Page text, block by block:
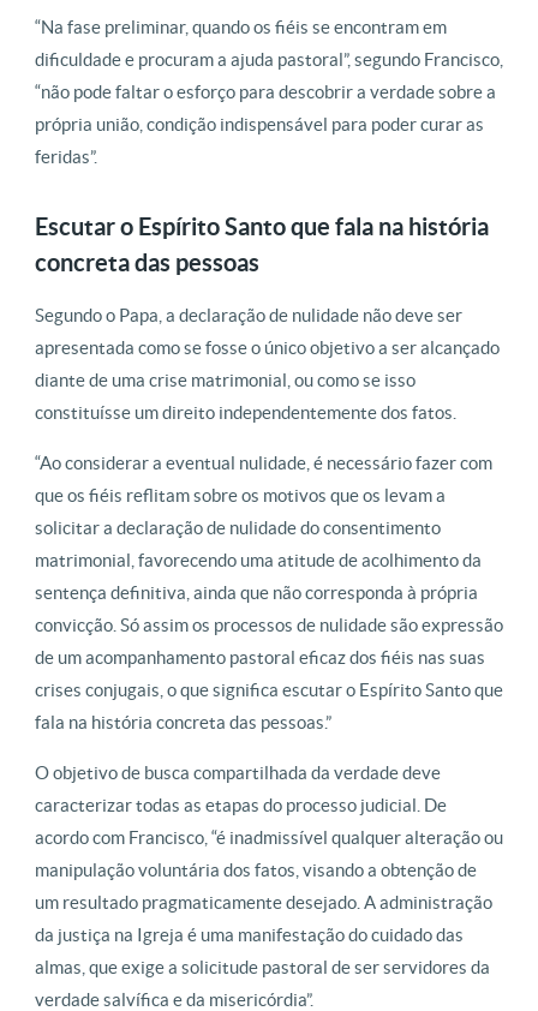
“Na fase preliminar, quando os fiéis se encontram em
dificuldade e procuram a ajuda pastoral”, segundo Francisco,
“não pode faltar o esforço para descobrir a verdade sobre a
própria união, condição indispensável para poder curar as
feridas”.
Escutar o Espírito Santo que fala na história
concreta das pessoas
Segundo o Papa, a declaração de nulidade não deve ser
apresentada como se fosse o único objetivo a ser alcançado
diante de uma crise matrimonial, ou como se isso
constituísse um direito independentemente dos fatos.
“Ao considerar a eventual nulidade, é necessário fazer com
que os fiéis reflitam sobre os motivos que os levam a
solicitar a declaração de nulidade do consentimento
matrimonial, favorecendo uma atitude de acolhimento da
sentença definitiva, ainda que não corresponda à própria
convicção. Só assim os processos de nulidade são expressão
de um acompanhamento pastoral eficaz dos fiéis nas suas
crises conjugais, o que significa escutar o Espírito Santo que
fala na história concreta das pessoas.”
O objetivo de busca compartilhada da verdade deve
caracterizar todas as etapas do processo judicial. De
acordo com Francisco, “é inadmissível qualquer alteração ou
manipulação voluntária dos fatos, visando a obtenção de
um resultado pragmaticamente desejado. A administração
da justiça na Igreja é uma manifestação do cuidado das
almas, que exige a solicitude pastoral de ser servidores da
verdade salvífica e da misericórdia”.